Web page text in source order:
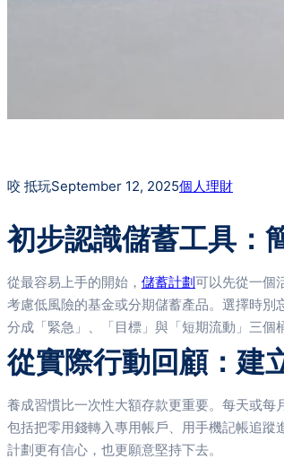
咬 抵玩September 12, 2025個人理財
初步認識儲蓄工具：
從最容易上手的開始， 儲蓄計劃可以先從一個
考慮低風險的基金或分期儲蓄產品。選擇時
分成「緊急」、「目標」與「短期流動」三個
從實際行動回顧：建
養成習慣比一次性大額存款更重要。每天或
包括把零用錢轉入專用帳戶、用手機記帳追
計劃更有信心，也更願意堅持下去。